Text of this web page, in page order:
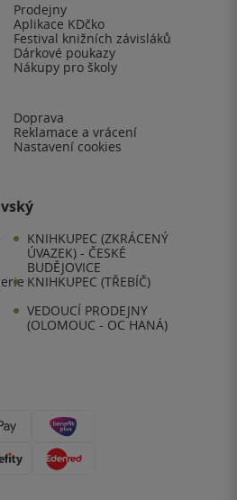
Prodejny
Aplikace KDčko
Festival knižních závisláků
Dárkové poukazy
Nákupy pro školy
Doprava
Reklamace a vrácení
Nastavení cookies
KNIHKUPEC (ZKRÁCENÝ
ÚVAZEK) - ČESKÉ
BUDĚJOVICE
KNIHKUPEC (TŘEBÍČ)
VEDOUCÍ PRODEJNY
(OLOMOUC - OC HANÁ)